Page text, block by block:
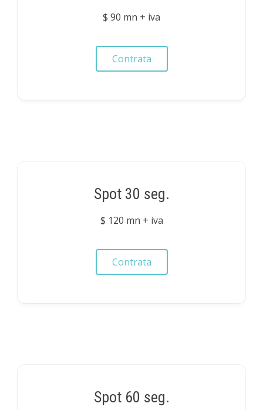
$ 90 mn + iva
Contrata
Spot 30 seg.
$ 120 mn + iva
Contrata
Spot 60 seg.